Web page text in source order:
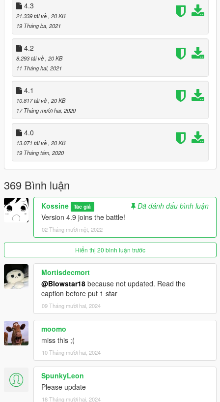
4.3
21.339 tải về , 20 KB
19 Tháng ba, 2021
4.2
8.293 tải về , 20 KB
11 Tháng hai, 2021
4.1
10.817 tải về , 20 KB
17 Tháng mười hai, 2020
4.0
13.071 tải về , 20 KB
19 Tháng tám, 2020
369 Bình luận
Kossine Tác giả
Đã đánh dấu bình luận
Version 4.9 joins the battle!
02 Tháng mười một, 2022
Hiển thị 20 bình luận trước
Mortisdecmort
@Blowstar18 because not updated. Read the
caption before put 1 star
09 Tháng mười hai, 2024
moomo
miss this ;(
10 Tháng mười hai, 2024
SpunkyLeon
Please update
18 Tháng mười hai, 2024